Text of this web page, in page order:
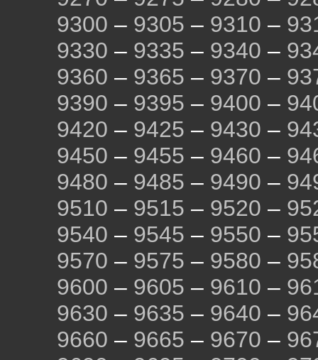
9300 – 9305 – 9310 –
9330 – 9335 – 9340 –
9360 – 9365 – 9370 –
9390 – 9395 – 9400 –
9420 – 9425 – 9430 –
9450 – 9455 – 9460 –
9480 – 9485 – 9490 –
9510 – 9515 – 9520 –
9540 – 9545 – 9550 –
9570 – 9575 – 9580 –
9600 – 9605 – 9610 –
9630 – 9635 – 9640 –
9660 – 9665 – 9670 –